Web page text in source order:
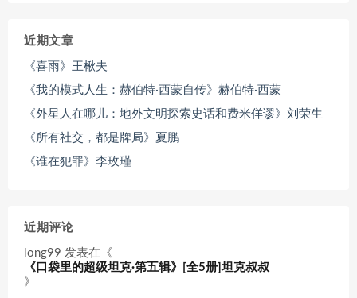
近期文章
《喜雨》王楸夫
《我的模式人生：赫伯特·西蒙自传》赫伯特·西蒙
《外星人在哪儿：地外文明探索史话和费米佯谬》刘荣生
《所有社交，都是牌局》夏鹏
《谁在犯罪》李玫瑾
近期评论
long99 发表在《
《口袋里的超级坦克·第五辑》[全5册]坦克叔叔
》